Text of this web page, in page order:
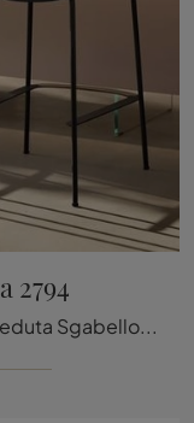
2794
Clicca e ottieni informazioni sulla seduta Sgabello Colombina 2794 di Lago in tessuto: le più originali Sedie sgabelli moderne ti aspettano.